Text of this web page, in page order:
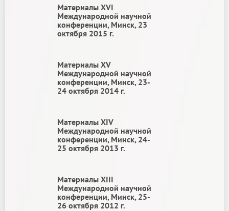
Материалы ХVI
Международной научной
конференции, Минск, 23
октября 2015 г.
Материалы ХV
Международной научной
конференции, Минск, 23-
24 октября 2014 г.
Материалы ХIV
Международной научной
конференции, Минск, 24-
25 октября 2013 г.
Материалы ХIII
Международной научной
конференции, Минск, 25-
26 октября 2012 г.